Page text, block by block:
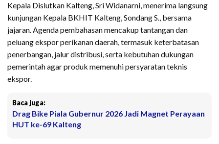
Kepala Dislutkan Kalteng, Sri Widanarni, menerima langsung
kunjungan Kepala BKHIT Kalteng, Sondang S., bersama
jajaran. Agenda pembahasan mencakup tantangan dan
peluang ekspor perikanan daerah, termasuk keterbatasan
penerbangan, jalur distribusi, serta kebutuhan dukungan
pemerintah agar produk memenuhi persyaratan teknis
ekspor.
Baca juga:
Drag Bike Piala Gubernur 2026 Jadi Magnet Perayaan
HUT ke-69 Kalteng